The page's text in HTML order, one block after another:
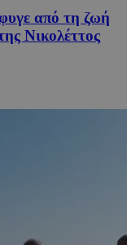
από τη ζωή
Νικολέττος